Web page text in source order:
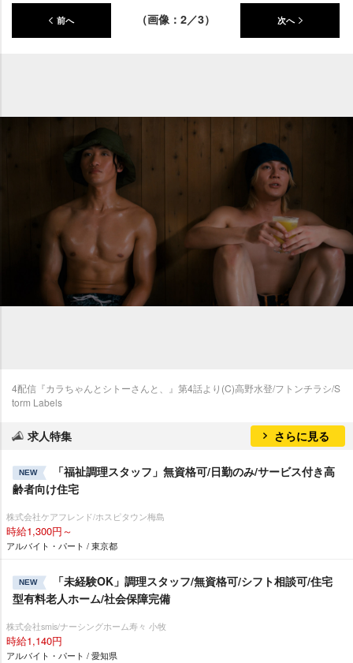
前へ （画像：2／3） 次へ
4配信『カラちゃんとシトーさんと、』第4話より(C)高野水登/フトンチラシ/S
torm Labels
求人特集 さらに見る
NEW
「福祉調理スタッフ」無資格可/日勤のみ/サービス付き高
齢者向け住宅
株式会社ケアフレンド/ホスピタウン梅島
時給1,300円～
アルバイト・パート / 東京都
NEW
「未経験OK」調理スタッフ/無資格可/シフト相談可/住宅
型有料老人ホーム/社会保障完備
株式会社smis/ナーシングホーム寿々 小牧
時給1,140円
アルバイト・パート / 愛知県